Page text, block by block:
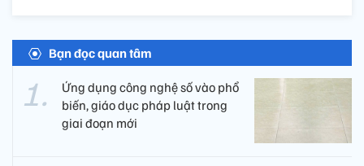
Bạn đọc quan tâm
Ứng dụng công nghệ số vào phổ
biến, giáo dục pháp luật trong
giai đoạn mới